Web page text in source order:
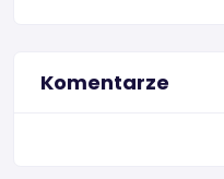
Komentarze